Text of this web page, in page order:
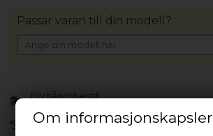
Om informasjonskapsler
Forhåndsbestill
30 dagers returrett
Passar varan till din modell?